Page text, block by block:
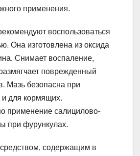
применения.
воспользоваться
Она изготовлена из оксида
Снимает воспаление,
поврежденный
Мазь безопасна при
и для кормящих.
применение салицилово-
при фурункулах.
содержащим в